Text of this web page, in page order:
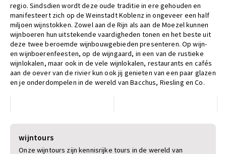
regio. Sindsdien wordt deze oude traditie in ere gehouden en
manifesteert zich op de Weinstadt Koblenz in ongeveer een half
miljoen wijnstokken. Zowel aan de Rijn als aan de Moezel kunnen
wijnboeren hun uitstekende vaardigheden tonen en het beste uit
deze twee beroemde wijnbouwgebieden presenteren. Op wijn-
en wijnboerenfeesten, op de wijngaard, in een van de rustieke
wijnlokalen, maar ook in de vele wijnlokalen, restaurants en cafés
aan de oever van de rivier kun ook jij genieten van een paar glazen
en je onderdompelen in de wereld van Bacchus, Riesling en Co.
wijntours
Onze wijntours zijn kennisrijke tours in de wereld van